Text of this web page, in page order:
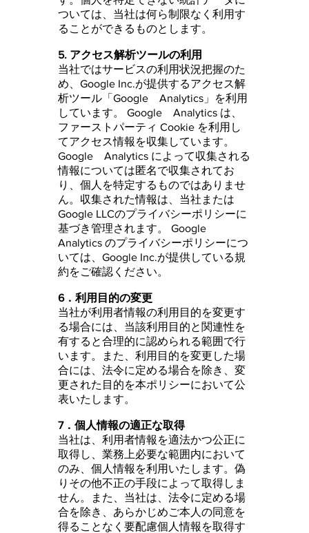
ついては、当社は何ら制限なく利用す
ることができるものとします。
5. アクセス解析ツールの利用
当社ではサービスの利用状況把握のた
め、Google Inc.が提供するアクセス解
析ツール「Google Analytics」を利用
しています。 Google Analytics は、
ファーストパーティ Cookie を利用し
てアクセス情報を収集しています。
Google Analytics によって収集される
情報については匿名で収集されてお
り、個人を特定するものではありませ
ん。収集された情報は、当社または
Google LLCのプライバシーポリシーに
基づき管理されます。 Google
Analytics のプライバシーポリシーにつ
いては、Google Inc.が提供している規
約をご確認ください。
6．利用目的の変更
当社が利用者情報の利用目的を変更す
る場合には、当該利用目的と関連性を
有すると合理的に認められる範囲で行
います。また、利用目的を変更した場
合には、法令に定める場合を除き、変
更された目的を本ポリシーにおいて公
表いたします。
7．個人情報の適正な取得
当社は、利用者情報を適法かつ公正に
取得し、業務上必要な範囲内において
のみ、個人情報を利用いたします。偽
りその他不正の手段によって取得しま
せん。また、当社は、法令に定める場
合を除き、あらかじめご本人の同意を
得ることなく要配慮個人情報を取得す